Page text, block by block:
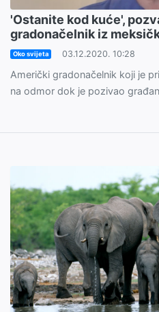
'Ostanite kod kuće',
gradonačelnik iz
Oko svijeta 03.12.2020. 10:28
Američki gradonačelnik koji je
na odmor dok je pozivao